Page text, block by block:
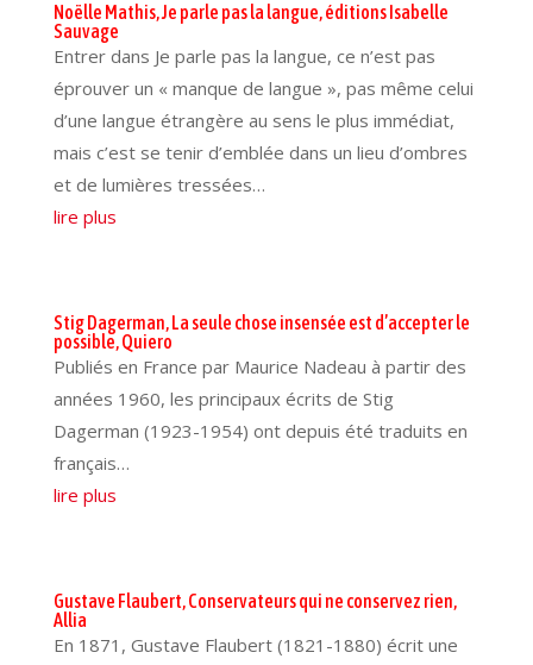
Noëlle Mathis, Je parle pas la langue, éditions Isabelle
Sauvage
Entrer dans Je parle pas la langue, ce n’est pas
éprouver un « manque de langue », pas même celui
d’une langue étrangère au sens le plus immédiat,
mais c’est se tenir d’emblée dans un lieu d’ombres
et de lumières tressées…
lire plus
Stig Dagerman, La seule chose insensée est d’accepter le
possible, Quiero
Publiés en France par Maurice Nadeau à partir des
années 1960, les principaux écrits de Stig
Dagerman (1923-1954) ont depuis été traduits en
français…
lire plus
Gustave Flaubert, Conservateurs qui ne conservez rien,
Allia
En 1871, Gustave Flaubert (1821-1880) écrit une